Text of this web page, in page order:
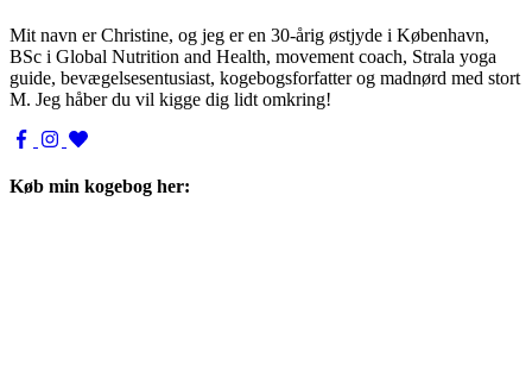
Mit navn er Christine, og jeg er en 30-årig østjyde i København,
BSc i Global Nutrition and Health, movement coach, Strala yoga
guide, bevægelsesentusiast, kogebogsforfatter og madnørd med stort
M. Jeg håber du vil kigge dig lidt omkring!
Køb min kogebog her: